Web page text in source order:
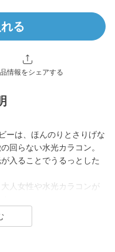
る
情報をシェアする
ーは、ほんのりとさりげな
回らない水光カラコン。
入ることでうるっとした
人女性や水光カラコンが
メージモデルを務めるコン